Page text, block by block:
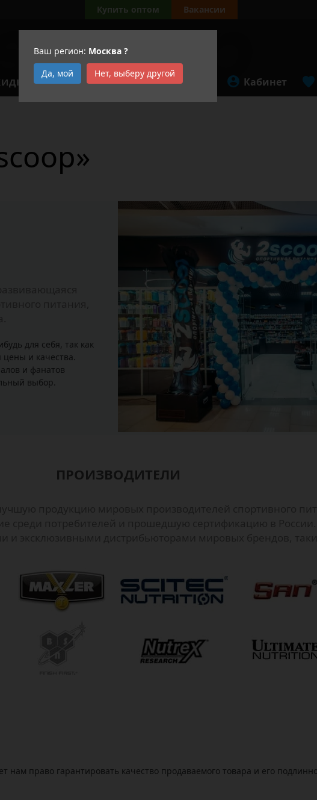
Ваш регион: Москва ?
Да, мой
Нет, выберу другой
Купить оптом Вакансии
АКЦИИ Кабинет
для себя, так как
и качества.
и фанатов
выбор.
ПРОИЗВОДИТЕЛИ
право гарантировать качество продаваемого товара и его